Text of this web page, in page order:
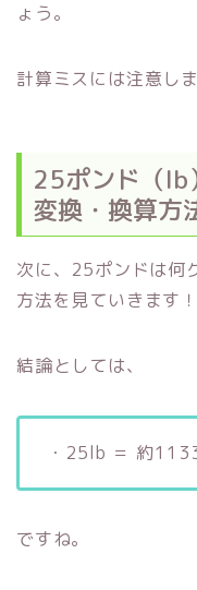
ょう。
計算ミスには注意しま
25ポンド（lb
変換・換算方
次に、25ポンドは何
方法を見ていきます！
結論としては、
・25lb ＝ 約
ですね。